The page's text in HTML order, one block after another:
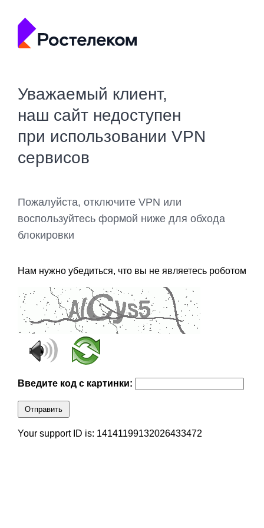
Уважаемый клиент,
наш сайт недоступен
при использовании VPN
сервисов
Пожалуйста, отключите VPN или
воспользуйтесь формой ниже для обхода
блокировки
Нам нужно убедиться, что вы не являетесь роботом
Введите код с картинки:
Отправить
Your support ID is: 14141199132026433472